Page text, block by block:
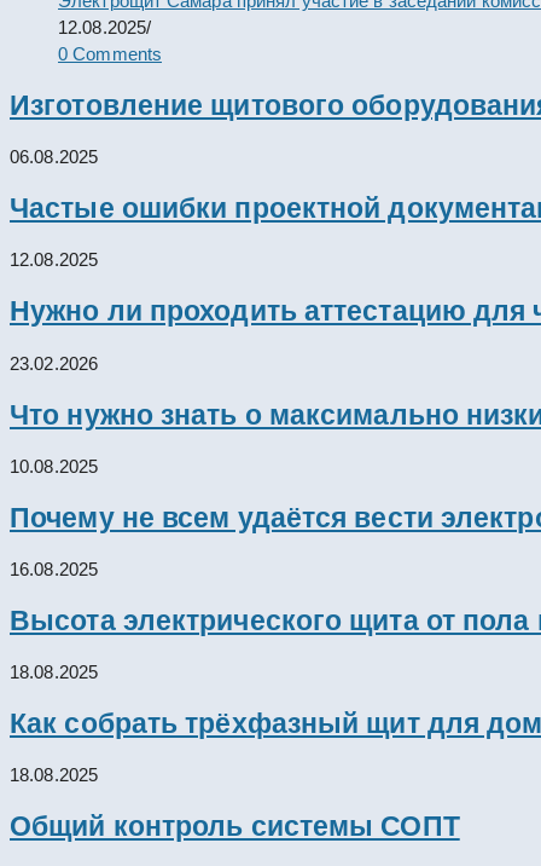
12.08.2025/
0 Comments
Изготовление щитового
06.08.2025
Частые ошибки проектной
12.08.2025
Нужно ли проходить аттестацию для
23.02.2026
Что нужно знать о максимально
10.08.2025
Почему не всем удаётся вести
16.08.2025
Высота электрического щита от
18.08.2025
Как собрать трёхфазный щит для
18.08.2025
Общий контроль системы СОПТ